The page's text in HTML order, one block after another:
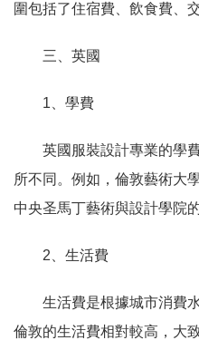
圍包括了住宿費、飲食費、
三、英國
1、學費
英國服裝設計專業的學
所不同。例如，倫敦藝術大
中央圣馬丁藝術與設計學院
2、生活費
生活費是根據城市消費
倫敦的生活費相對較高，大